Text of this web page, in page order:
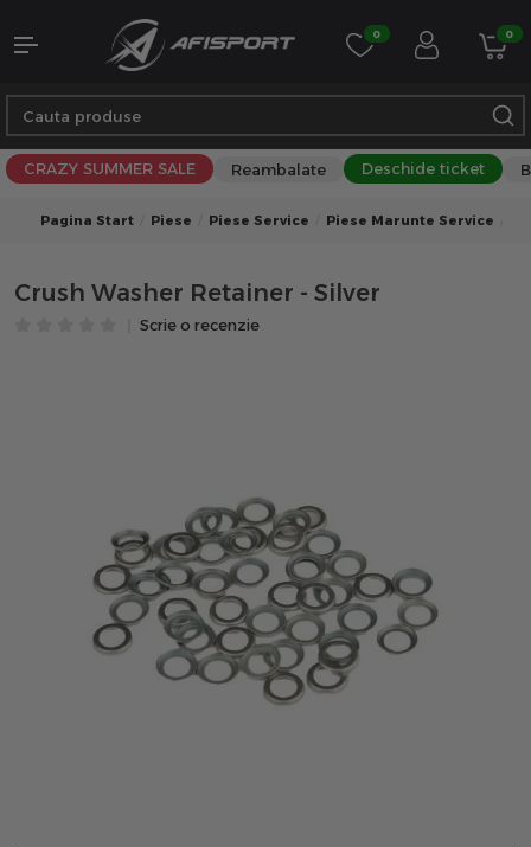
0 0
CRAZY SUMMER SALE Reambalate Deschide ticket
Pagina Start Piese Piese Service Piese Marunte Service
Crush Washer Retainer - Silver
Scrie o recenzie